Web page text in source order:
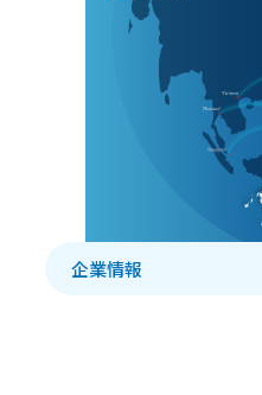
企業情報